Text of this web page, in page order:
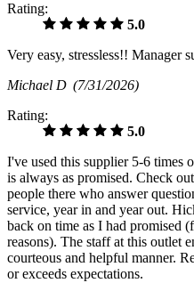
Rating:
5.0
Very easy, stressless!! Manager
Michael D (7/31/2026)
Rating:
5.0
I've used this supplier 5-6 times
is always as promised. Check
people there who answer
service, year in and year out.
back on time as I had promised
reasons). The staff at this outlet
courteous and helpful manner.
or exceeds expectations.